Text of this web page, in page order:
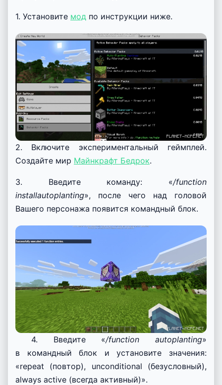
1. Установите мод по инструкции ниже.
2. Включите экспериментальный геймплей.
Создайте мир Майнкрафт Бедрок.
3. Введите команду: «/function
installautoplanting», после чего над головой
Вашего персонажа появится командный блок.
4. Введите «/function autoplanting»
в командный блок и установите значения:
«repeat (повтор), unconditional (безусловный),
always active (всегда активный)».